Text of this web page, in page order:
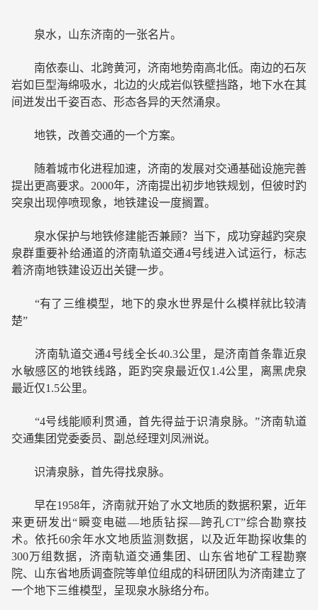
泉水，山东济南的一张名片。
南依泰山、北跨黄河，济南地势南高北低。南边的石灰
岩如巨型海绵吸水，北边的火成岩似铁壁挡路，地下水在其
间迸发出千姿百态、形态各异的天然涌泉。
地铁，改善交通的一个方案。
随着城市化进程加速，济南的发展对交通基础设施完善
提出更高要求。2000年，济南提出初步地铁规划，但彼时趵
突泉出现停喷现象，地铁建设一度搁置。
泉水保护与地铁修建能否兼顾？当下，成功穿越趵突泉
泉群重要补给通道的济南轨道交通4号线进入试运行，标志
着济南地铁建设迈出关键一步。
“有了三维模型，地下的泉水世界是什么模样就比较清
楚”
济南轨道交通4号线全长40.3公里，是济南首条靠近泉
水敏感区的地铁线路，距趵突泉最近仅1.4公里，离黑虎泉
最近仅1.5公里。
“4号线能顺利贯通，首先得益于识清泉脉。”济南轨道
交通集团党委委员、副总经理刘凤洲说。
识清泉脉，首先得找泉脉。
早在1958年，济南就开始了水文地质的数据积累，近年
来更研发出“瞬变电磁—地质钻探—跨孔CT”综合勘察技
术。依托60余年水文地质监测数据，以及近年勘探收集的
300万组数据，济南轨道交通集团、山东省地矿工程勘察
院、山东省地质调查院等单位组成的科研团队为济南建立了
一个地下三维模型，呈现泉水脉络分布。